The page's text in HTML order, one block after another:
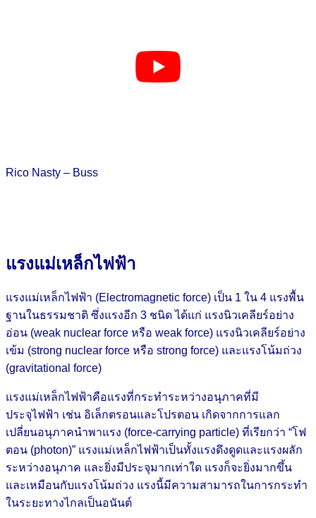
Rico Nasty – Buss
แรงแม่เหล็กไฟฟ้า
แรงแม่เหล็กไฟฟ้า (Electromagnetic force) เป็น 1 ใน 4 แรงพื้น
ฐานในธรรมชาติ ซึ่งแรงอีก 3 ชนิด ได้แก่ แรงนิวเคลียร์อย่าง
อ่อน (weak nuclear force หรือ weak force) แรงนิวเคลียร์อย่าง
เข้ม (strong nuclear force หรือ strong force) และแรงโน้มถ่วง
(gravitational force)
แรงแม่เหล็กไฟฟ้าคือแรงที่กระทำระหว่างอนุภาคที่มี
ประจุไฟฟ้า เช่น อิเล็กตรอนและโปรตอน เกิดจากการแลก
เปลี่ยนอนุภาคนำพาแรง (force-carrying particle) ที่เรียกว่า “โฟ
ตอน (photon)” แรงแม่เหล็กไฟฟ้าเป็นทั้งแรงดึงดูดและแรงผลัก
ระหว่างอนุภาค และยิ่งมีประจุมากเท่าใด แรงก็จะยิ่งมากขึ้น
และเหมือนกับแรงโน้มถ่วง แรงนี้มีความสามารถในการกระทำ
ในระยะทางไกลเป็นอนันต์